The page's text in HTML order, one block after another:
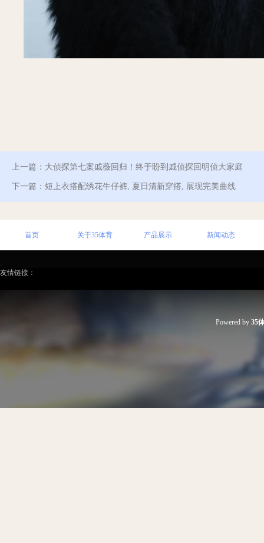
上一篇： 大侦探第七案戚薇回归！终于盼到戚侦探回明侦大家庭
下一篇： 短上衣搭配绣花牛仔裤, 夏日清新穿搭, 展现完美曲线
首页 关于35体育 产品展示 新闻动态
友情链接：
Powered by 35